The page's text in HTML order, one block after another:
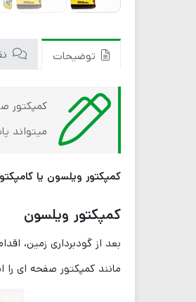
توضیحات
کمپکتور
میتواند
کمپکتور ویلسون یا
کمپکتور ویلسون
بعد از گودبرداری زمین،
مانند کمپکتور صفحه ای را